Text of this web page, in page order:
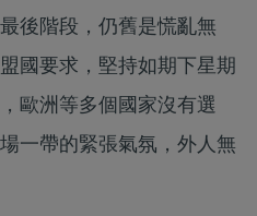
後階段，仍舊是慌亂無
國要求，堅持如期下星期
歐洲等多個國家沒有選
一帶的緊張氣氛，外人無